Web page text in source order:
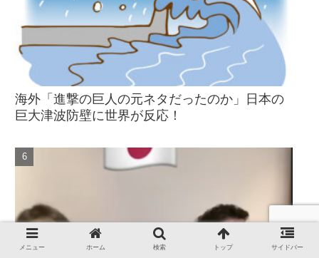
海外「進撃の巨人の元ネタだったのか」日本の
巨大津波防壁に世界が反応！
メニュー ホーム 検索 トップ サイドバー